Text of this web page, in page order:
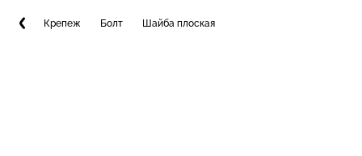
Крепеж Болт Шайба плоская